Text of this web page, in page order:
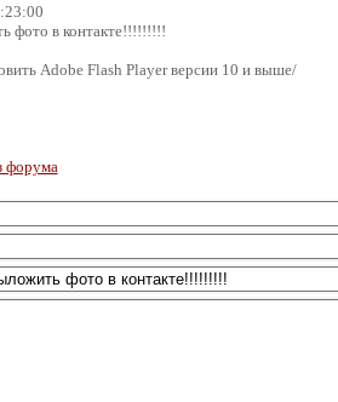
фото в контакте!!!!!!!!!
Adobe Flash Player версии 10 и выше/
форума